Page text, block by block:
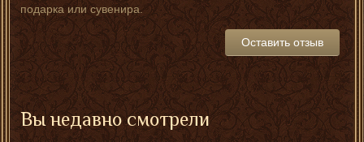
подарка или сувенира.
Оставить отзыв
Вы недавно смотрели